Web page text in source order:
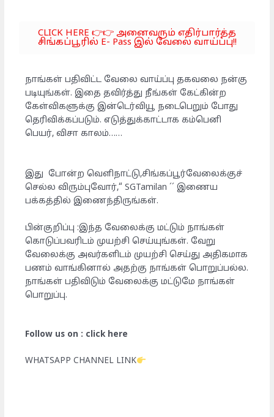
CLICK HERE 👉👉 அனைவரும் எதிர்பார்த்த
சிங்கப்பூரில் E- Pass இல் வேலை வாய்ப்பு!!
நாங்கள் பதிவிட்ட வேலை வாய்ப்பு தகவலை நன்கு
படியுங்கள். இதை தவிர்த்து நீங்கள் கேட்கின்ற
கேள்விகளுக்கு இன்டெர்வியூ நடைபெறும் போது
தெரிவிக்கப்படும். எடுத்துக்காட்டாக கம்பெனி
பெயர், விசா காலம்……
இது போன்ற வெளிநாட்டு,சிங்கப்பூர்வேலைக்குச்
செல்ல விரும்புவோர்,“ SGTamilan ´´ இணைய
பக்கத்தில் இணைந்திருங்கள்.
பின்குறிப்பு :இந்த வேலைக்கு மட்டும் நாங்கள்
கொடுப்பவரிடம் முயற்சி செய்யுங்கள். வேறு
வேலைக்கு அவர்களிடம் முயற்சி செய்து அதிகமாக
பணம் வாங்கினால் அதற்கு நாங்கள் பொறுப்பல்ல.
நாங்கள் பதிவிடும் வேலைக்கு மட்டுமே நாங்கள்
பொறுப்பு.
Follow us on : click here
WHATSAPP CHANNEL LINK